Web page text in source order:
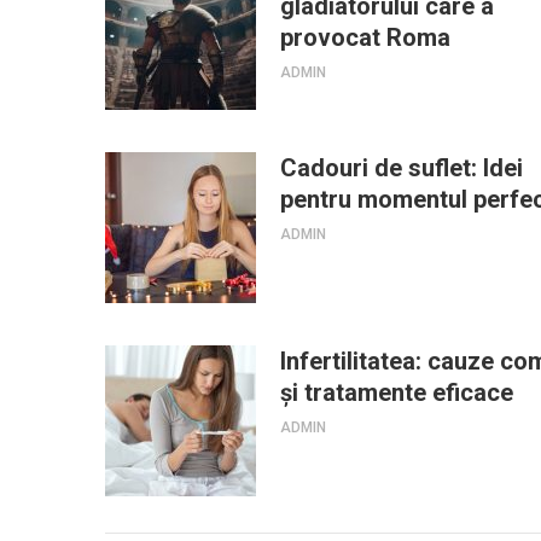
gladiatorului care a
provocat Roma
ADMIN
Cadouri de suflet: Idei
pentru momentul
ADMIN
Infertilitatea: cauze
și tratamente eficace
ADMIN